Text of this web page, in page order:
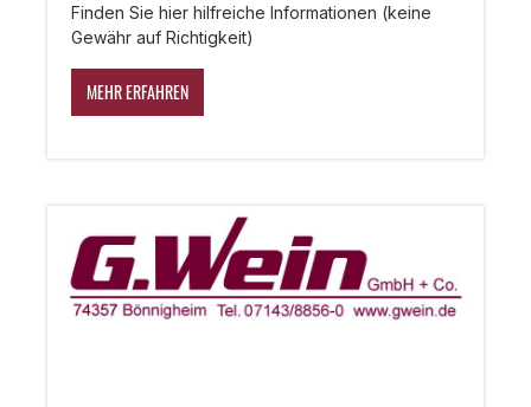
Finden Sie hier hilfreiche Informationen (keine
Gewähr auf Richtigkeit)
MEHR ERFAHREN